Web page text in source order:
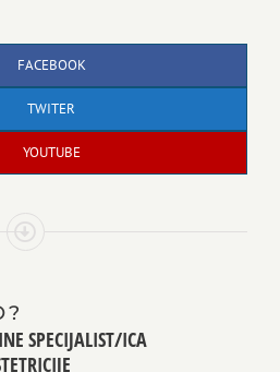
FACEBOOK
TWITER
YOUTUBE
?
SPECIJALIST/ICA